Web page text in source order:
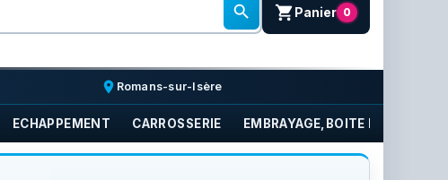
 shopping_cartPanier 0
place Romans-sur-Isère
ECHAPPEMENT CARROSSERIE EMBRAYAGE,BOITE DE